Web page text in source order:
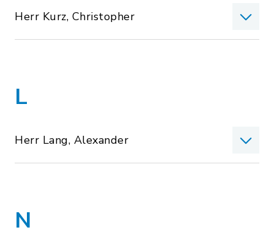
Herr Kurz, Christopher
L
Herr Lang, Alexander
N